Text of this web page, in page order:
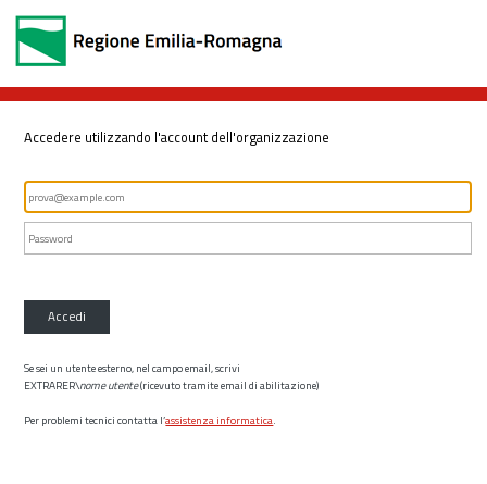
Accedere utilizzando l'account dell'organizzazione
Accedi
Se sei un utente esterno, nel campo email, scrivi
EXTRARER\nome utente(ricevuto tramite email di abilitazione)
Per problemi tecnici contatta l’assistenza informatica.